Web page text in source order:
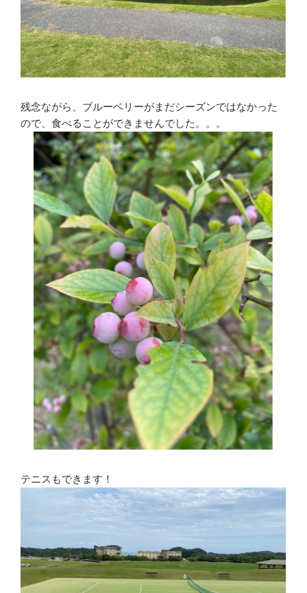
残念ながら、ブルーベリーがまだシーズンではなかった
ので、食べることができませんでした。。。
テニスもできます！